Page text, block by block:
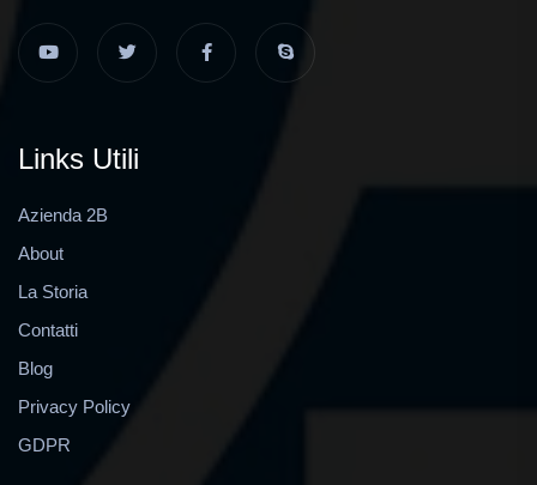
Links Utili
Azienda 2B
About
La Storia
Contatti
Blog
Privacy Policy
GDPR